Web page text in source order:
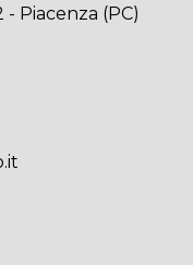
- Piacenza (PC)